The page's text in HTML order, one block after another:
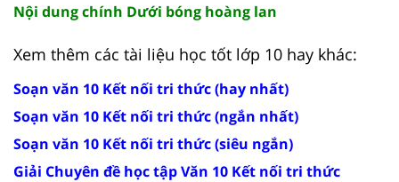
Nội dung chính Dưới bóng hoàng lan
Xem thêm các tài liệu học tốt lớp 10 hay khác:
Soạn văn 10 Kết nối tri thức (hay nhất)
Soạn văn 10 Kết nối tri thức (ngắn nhất)
Soạn văn 10 Kết nối tri thức (siêu ngắn)
Giải Chuyên đề học tập Văn 10 Kết nối tri thức